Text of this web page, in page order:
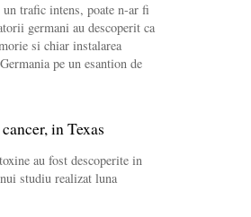
trafic intens, poate n-ar fi
germani au descoperit ca
si chiar instalarea
pe un esantion de
in Texas
au fost descoperite in
studiu realizat luna